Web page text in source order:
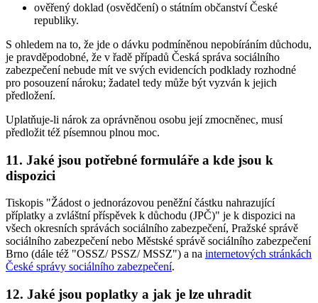
ověřený doklad (osvědčení) o státním občanství České
republiky.
S ohledem na to, že jde o dávku podmíněnou nepobíráním důchodu,
je pravděpodobné, že v řadě případů Česká správa sociálního
zabezpečení nebude mít ve svých evidencích podklady rozhodné
pro posouzení nároku; žadatel tedy může být vyzván k jejich
předložení.
Uplatňuje-li nárok za oprávněnou osobu její zmocněnec, musí
předložit též písemnou plnou moc.
11. Jaké jsou potřebné formuláře a kde jsou k
dispozici
Tiskopis "Žádost o jednorázovou peněžní částku nahrazující
příplatky a zvláštní příspěvek k důchodu (JPČ)" je k dispozici na
všech okresních správách sociálního zabezpečení, Pražské správě
sociálního zabezpečení nebo Městské správě sociálního zabezpečení
Brno (dále též "OSSZ/ PSSZ/ MSSZ") a na internetových stránkách
České správy sociálního zabezpečení.
12. Jaké jsou poplatky a jak je lze uhradit